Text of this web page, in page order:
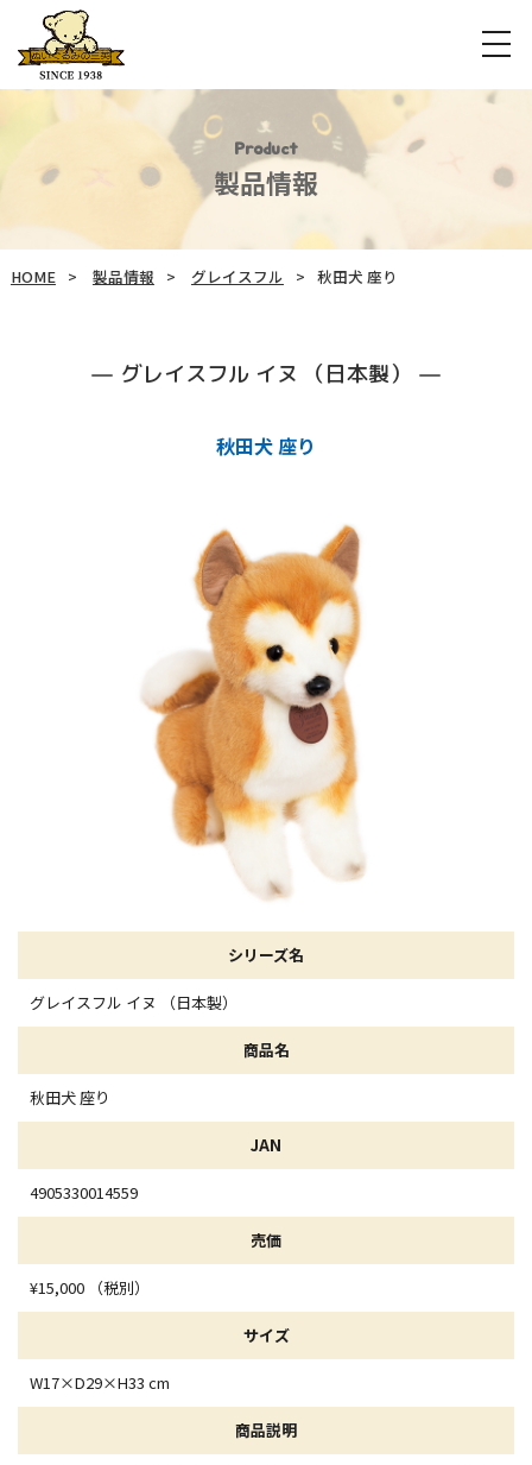
Product
製品情報
HOME 製品情報 グレイスフル 秋田犬 座り
グレイスフル イヌ （日本製）
秋田犬 座り
シリーズ名
グレイスフル イヌ （日本製）
商品名
秋田犬 座り
JAN
4905330014559
売価
¥15,000 （税別）
サイズ
W17×D29×H33 cm
商品説明